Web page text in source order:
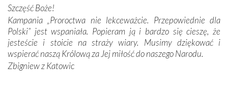
Podczas tej kilkudniowej wyprawy na każdym kroku
spotykaliśmy się z serdeczną otwartością
Portugalczyków. Podziwialiśmy ich ludową sztukę i
zwyczaje. Mimo że nasze kraje są od siebie bardzo
oddalone, w żaden sposób nie czuliśmy się obco.
Sprawiła to oczywiście sama Matka Boża, ale też
kulturowa bliskość biorąca swój początek w naszej
Szczęść Boże!
Kampania „Proroctwa nie lekceważcie. Przepowiednie dla
Polski” jest wspaniała. Popieram ją i bardzo się cieszę, że
jesteście i stoicie na straży wiary. Musimy dziękować i
wspierać naszą Królową za Jej miłość do naszego Narodu.
Zbigniew z Katowic